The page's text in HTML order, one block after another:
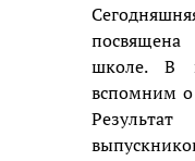
школе. В
вспомним